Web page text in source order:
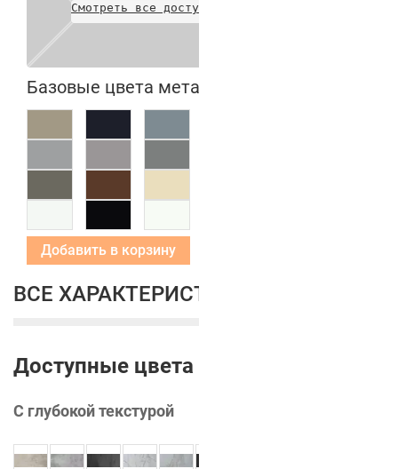
Смотреть все доступные цвета
Базовые цвета металлических коробок
Добавить в корзину
ВСЕ ХАРАКТЕРИСТИКИ
Доступные цвета
С глубокой текстурой